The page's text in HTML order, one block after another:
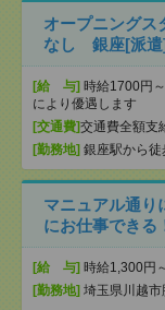
オープニング
なし 銀座[派遣
[給 与] 時給1700円
により優遇します
[交通費]交通費全額支
[勤務地] 銀座駅から徒
マニュアル通
にお仕事でき
[給 与] 時給1,300円
[勤務地] 埼玉県川越市